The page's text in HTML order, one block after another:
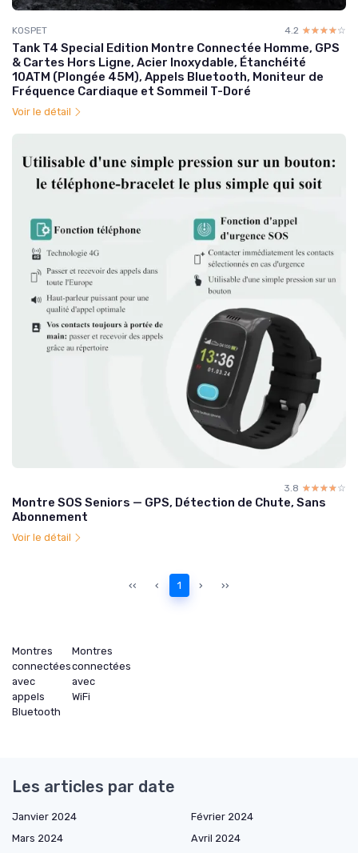
KOSPET 4.2 ☆☆☆☆☆
★★★★★
Tank T4 Special Edition Montre Connectée Homme, GPS
& Cartes Hors Ligne, Acier Inoxydable, Étanchéité
10ATM (Plongée 45M), Appels Bluetooth, Moniteur de
Fréquence Cardiaque et Sommeil T-Doré
Voir le détail
3.8 ☆☆☆☆☆
★★★★★
Montre SOS Seniors — GPS, Détection de Chute, Sans
Abonnement
Voir le détail
‹‹ ‹ 1 › ››
Montres
connectées
avec
appels
Bluetooth
Montres
connectées
avec
WiFi
Les articles par date
Janvier 2024
Février 2024
Mars 2024
Avril 2024